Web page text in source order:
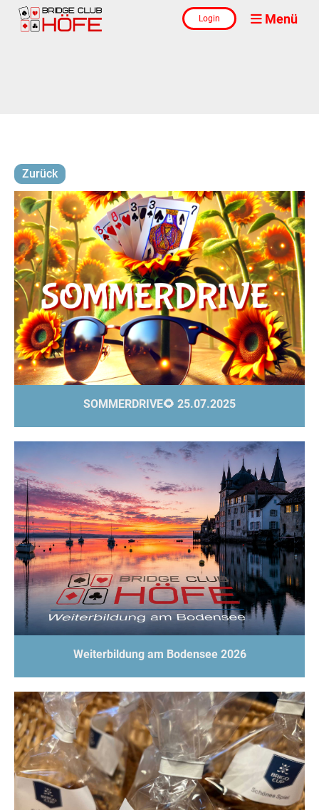
Login Menü
Zurück
SOMMERDRIVE🌻 25.07.2025
Weiterbildung am Bodensee 2026